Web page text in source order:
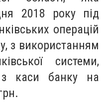
2018 року під
операцій
з використанням
системи,
каси банку на